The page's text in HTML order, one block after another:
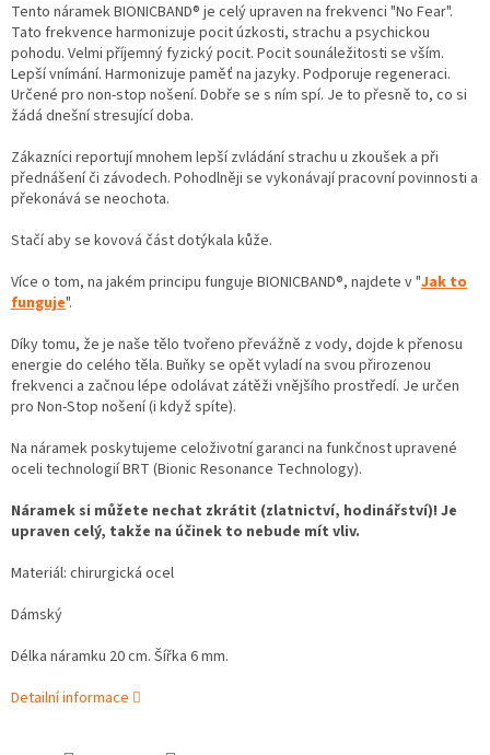
Tento náramek BIONICBAND® je celý upraven na frekvenci "No Fear".
Tato frekvence harmonizuje pocit úzkosti, strachu a psychickou
pohodu. Velmi příjemný fyzický pocit. Pocit sounáležitosti se vším.
Lepší vnímání. Harmonizuje paměť na jazyky. Podporuje regeneraci.
Určené pro non-stop nošení. Dobře se s ním spí. Je to přesně to, co si
žádá dnešní stresující doba.
Zákazníci reportují mnohem lepší zvládání strachu u zkoušek a při
přednášení či závodech. Pohodlněji se vykonávají pracovní povinnosti a
překonává se neochota.
Stačí aby se kovová část dotýkala kůže.
Více o tom, na jakém principu funguje BIONICBAND®, najdete v "Jak to
funguje".
Díky tomu, že je naše tělo tvořeno převážně z vody, dojde k přenosu
energie do celého těla. Buňky se opět vyladí na svou přirozenou
frekvenci a začnou lépe odolávat zátěži vnějšího prostředí. Je určen
pro Non-Stop nošení (i když spíte).
Na náramek poskytujeme celoživotní garanci na funkčnost upravené
oceli technologií BRT (Bionic Resonance Technology).
Náramek si můžete nechat zkrátit (zlatnictví, hodinářství)! Je
upraven celý, takže na účinek to nebude mít vliv.
Materiál: chirurgická ocel
Dámský
Délka náramku 20 cm. Šířka 6 mm.
Detailní informace